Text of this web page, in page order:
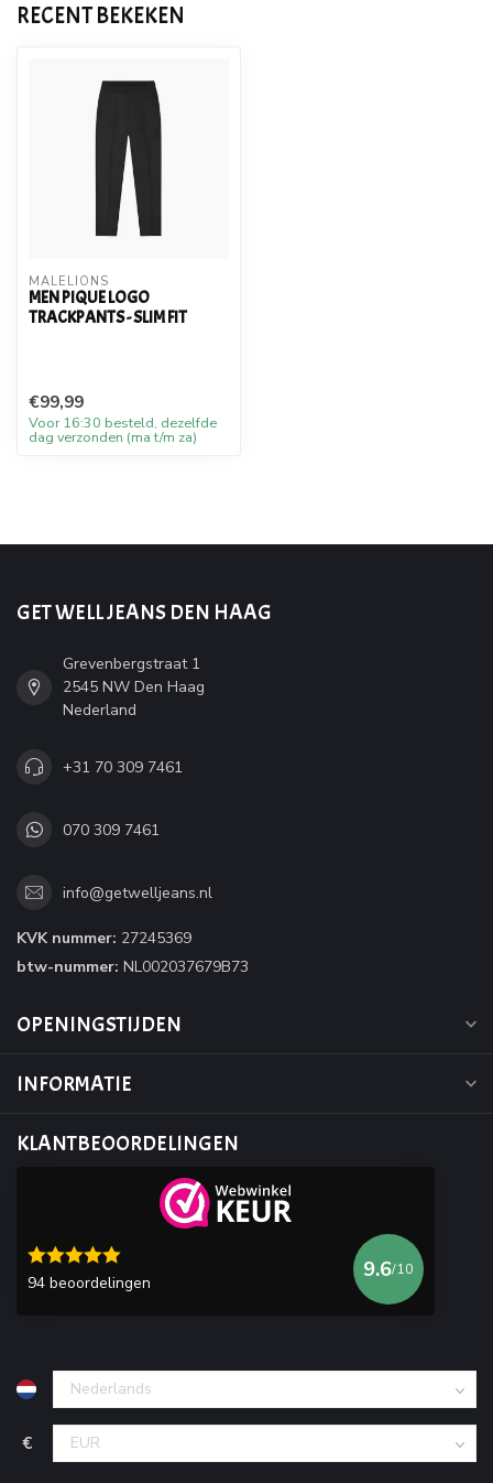
RECENT BEKEKEN
MALELIONS
MEN PIQUE LOGO
TRACKPANTS - SLIM FIT
€99,99
Voor 16:30 besteld, dezelfde
dag verzonden (ma t/m za)
GET WELL JEANS DEN HAAG
Grevenbergstraat 1
2545 NW Den Haag
Nederland
+31 70 309 7461
070 309 7461
info@getwelljeans.nl
KVK nummer: 27245369
btw-nummer: NL002037679B73
OPENINGSTIJDEN
INFORMATIE
KLANTBEOORDELINGEN
94 beoordelingen
9.6/10
€